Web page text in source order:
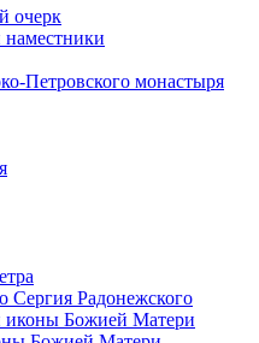
очерк
наместники
Петровского монастыря
Сергия Радонежского
иконы Божией Матери